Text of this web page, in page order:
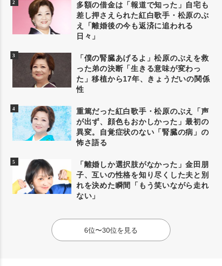
多額の借金は「報道で知った」自宅も
差し押さえられた紅白歌手・松原のぶ
え「離婚後の今も返済に追われる
日々」
「僕の腎臓あげるよ」松原のぶえを救
った弟の決断「生きる意味が変わっ
た」移植から17年、きょうだいの関係
性
重篤だった紅白歌手・松原のぶえ「声
が出ず、顔色もおかしかった」最初の
異変。自覚症状のない「腎臓の病」の
怖さ語る
「離婚しか選択肢がなかった」金田朋
子、互いの性格を知り尽くした夫と別
れを決めた瞬間「もう笑いながら走れ
ない」
6位〜30位を見る